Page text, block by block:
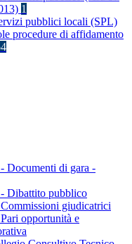
1
pubblici locali (SPL)
procedure di affidamento
Documenti di gara -
Dibattito pubblico
giudicatrici
opportunità e